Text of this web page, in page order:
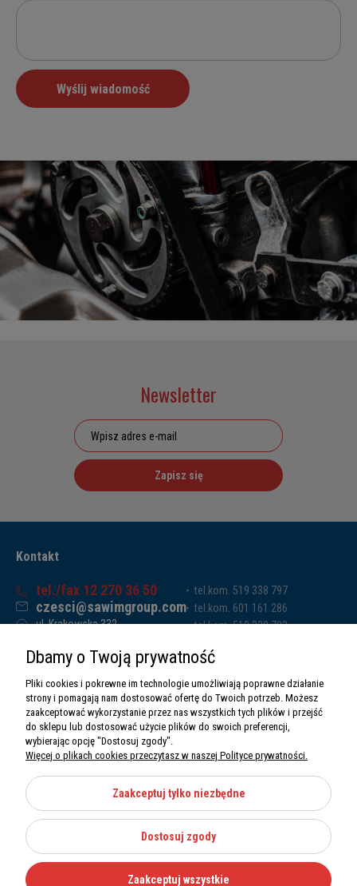
Newsletter
Zapisz się
Kontakt
tel./fax 12 270 36 50
czesci@sawimgroup.com
ul. Krakowska 332,
Sawim Group Mariusz Zdyb sp. k.
NIP: 5130284470
REGON: 5246591010
tel.kom. 519 338 797
tel.kom. 601 161 286
tel.kom. 519 338 793
O nas
Informacje
Moje konto
Kategorie
Dbamy o Twoją prywatność
Pliki cookies i pokrewne im technologie umożliwiają poprawne działanie
strony i pomagają nam dostosować ofertę do Twoich potrzeb. Możesz
zaakceptować wykorzystanie przez nas wszystkich tych plików i przejść
do sklepu lub dostosować użycie plików do swoich preferencji,
wybierając opcję "Dostosuj zgody".
Więcej o plikach cookies przeczytasz w naszej Polityce prywatności.
Zaakceptuj tylko niezbędne
Dostosuj zgody
Zaakceptuj wszystkie